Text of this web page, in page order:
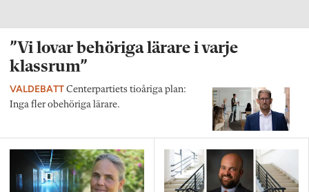
”Vi lovar behöriga lärare i varje
klassrum”
VALDEBATT Centerpartiets tioåriga plan:
Inga fler obehöriga lärare.